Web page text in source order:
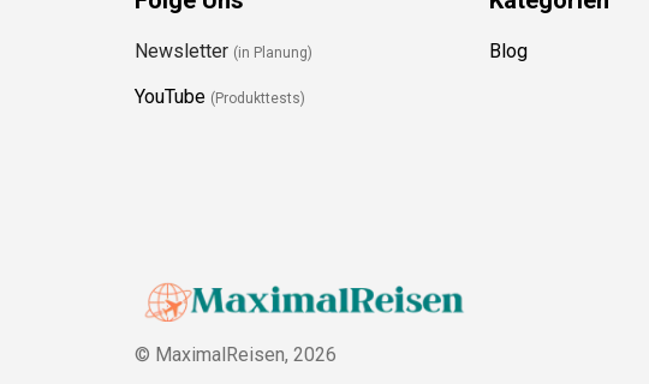
Newsletter (in Planung)
YouTube (Produkttests)
Blog
© MaximalReisen, 2026